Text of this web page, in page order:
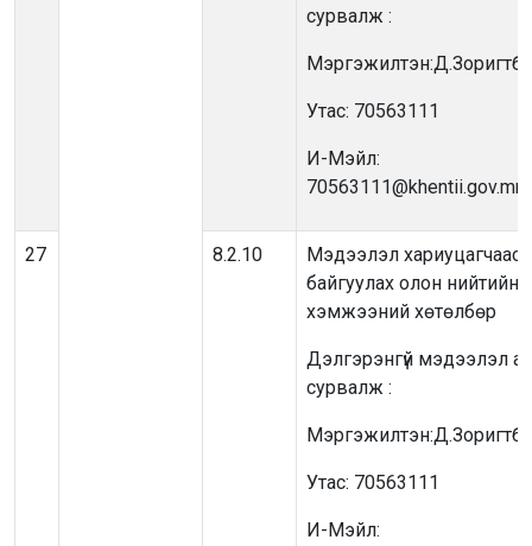
сурвалж :
Утас: 70563111
И-Мэйл:
70563111@khentii.gov.mn
27 8.2.10
Мэдээлэл хариуцагчаас
байгуулах олон нийтийн
хэмжээний хөтөлбөр
Дэлгэрэнгүй мэдээлэл
сурвалж :
Утас: 70563111
И-Мэйл: